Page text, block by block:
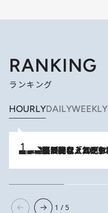
RANKING
ランキング
HOURLYDAILYWEEKLY
2026.8.5
【なぜ吉沢亮は「気配を消せる」のか？】興行収入208億の『国宝』を経て挑むミュージカル『ディア・エヴァン・ハンセン』。トップ俳優が舞台上でさらけ出した“孤独”とは
1 / 5